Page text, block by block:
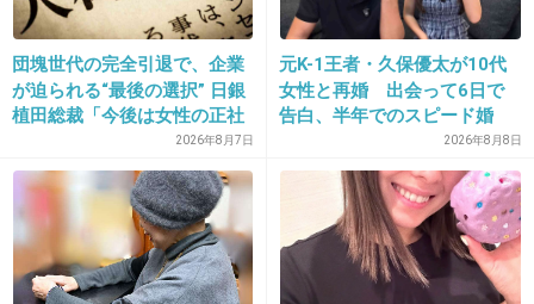
25. 匿名2014/09/26(金) 23:11:09
17
末期癌で余命少ない真面目な科学教師が、家族
にお金を残すために、葛藤しながらもその科学
の知識をフル活用して麻薬を製造・販売に手を
染めていく話だよー。
団塊世代の完全引退で、企業
が迫られる“最後の選択” 日銀
植田総裁「今後は女性の正社
員化と外国人の人材活用が
鍵」
2026年8月7日
元K-1王者・久保優太が10代
女性と再婚 出会って6日で
告白、半年でのスピード婚
2026年8月8日